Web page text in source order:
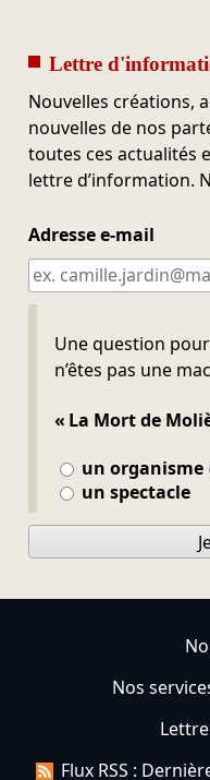
Lettre
Nouvelles créations,
nouvelles de nos
toutes ces actualités
lettre d’information.
Adresse e-mail
Une question
n’êtes pas une
« La Mort de
un organisme
un spectacle
Ne pas remplir
Nos
Flux RSS :